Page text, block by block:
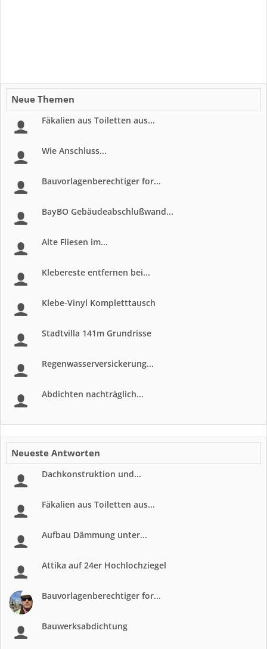
Neue Themen
Fäkalien aus Toiletten aus...
Wie Anschluss...
Bauvorlagenberechtiger for...
BayBO Gebäudeabschlußwand...
Alte Fliesen im...
Klebereste entfernen bei...
Klebe-Vinyl Kompletttausch
Stadtvilla 141m Grundrisse
Regenwasserversickerung...
Abdichten nachträglich...
Neueste Antworten
Dachkonstruktion und...
Fäkalien aus Toiletten aus...
Aufbau Dämmung unter...
Attika auf 24er Hochlochziegel
Bauvorlagenberechtiger for...
Bauwerksabdichtung